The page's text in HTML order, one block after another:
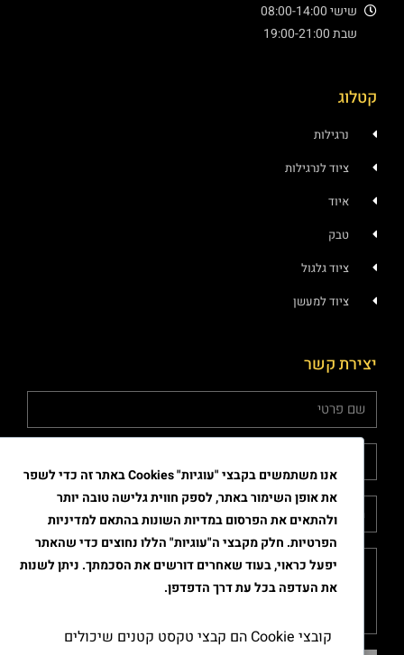
שישי 08:00-14:00
שבת 19:00-21:00
קטלוג
נרגילות
ציוד לנרגילות
איוד
טבק
ציוד גלגול
ציוד למעשן
יצירת קשר
אנו משתמשים בקבצי "עוגיות" Cookies באתר זה כדי לשפר
את אופן השימור באתר, לספק חווית גלישה טובה יותר
ולהתאים את הפרסום במדיות השונות בהתאם למדיניות
הפרטיות. חלק מקבצי ה"עוגיות" הללו נחוצים כדי שהאתר
יפעל כראוי, בעוד שאחרים דורשים את הסכמתך. ניתן לשנות
את העדפה בכל עת דרך הדפדפן.
קובצי Cookie הם קבצי טקסט קטנים שיכולים